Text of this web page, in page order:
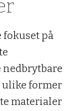
fokuset på
nedbrytbare
ulike former
materialer